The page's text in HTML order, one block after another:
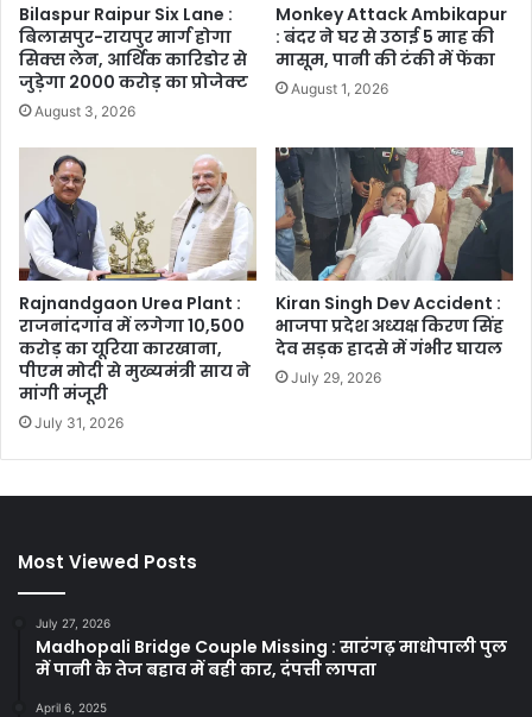
Bilaspur Raipur Six Lane :
बिलासपुर-रायपुर मार्ग होगा
सिक्स लेन, आर्थिक कारिडोर से
जुड़ेगा 2000 करोड़ का प्रोजेक्ट
August 3, 2026
Monkey Attack Ambikapur
: बंदर ने घर से उठाई 5 माह की
मासूम, पानी की टंकी में फेंका
August 1, 2026
Rajnandgaon Urea Plant :
राजनांदगांव में लगेगा 10,500
करोड़ का यूरिया कारखाना,
पीएम मोदी से मुख्यमंत्री साय ने
मांगी मंजूरी
July 31, 2026
Kiran Singh Dev Accident :
भाजपा प्रदेश अध्यक्ष किरण सिंह
देव सड़क हादसे में गंभीर घायल
July 29, 2026
Most Viewed Posts
July 27, 2026
Madhopali Bridge Couple Missing : सारंगढ़ माधोपाली पुल
में पानी के तेज बहाव में बही कार, दंपत्ती लापता
April 6, 2025